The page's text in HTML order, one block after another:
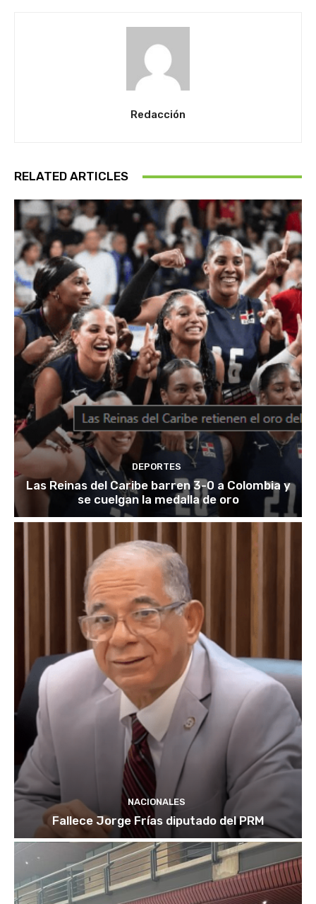
Redacción
RELATED ARTICLES
DEPORTES
Las Reinas del Caribe barren 3-0 a Colombia y
se cuelgan la medalla de oro
NACIONALES
Fallece Jorge Frías diputado del PRM